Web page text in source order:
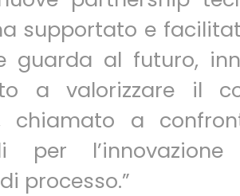
supportato e
guarda al futuro,
a valorizzare il
chiamato a
per
processo.”